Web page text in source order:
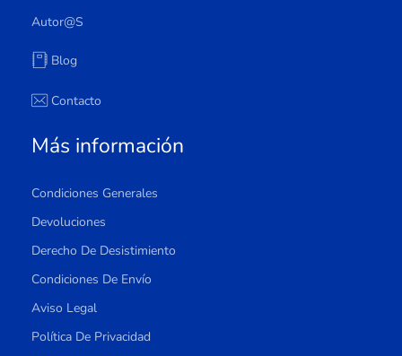
Autor@s
Blog
Contacto
Más información
Condiciones Generales
Devoluciones
Derecho De Desistimiento
Condiciones De Envío
Aviso Legal
Política De Privacidad